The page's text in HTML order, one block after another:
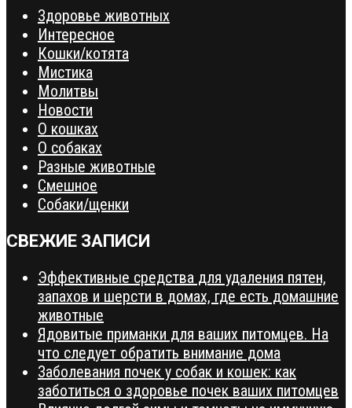
Здоровье животных
Интересное
Кошки/котята
Мистика
Молитвы
Новости
О кошках
О собаках
Разные животные
Смешное
Собаки/щенки
СВЕЖИЕ ЗАПИСИ
Эффективные средства для удаления пятен,
запахов и шерсти в домах, где есть домашние
животные
Ядовитые приманки для ваших питомцев. На
что следует обратить внимание дома
Заболевания почек у собак и кошек: как
заботиться о здоровье почек ваших питомцев